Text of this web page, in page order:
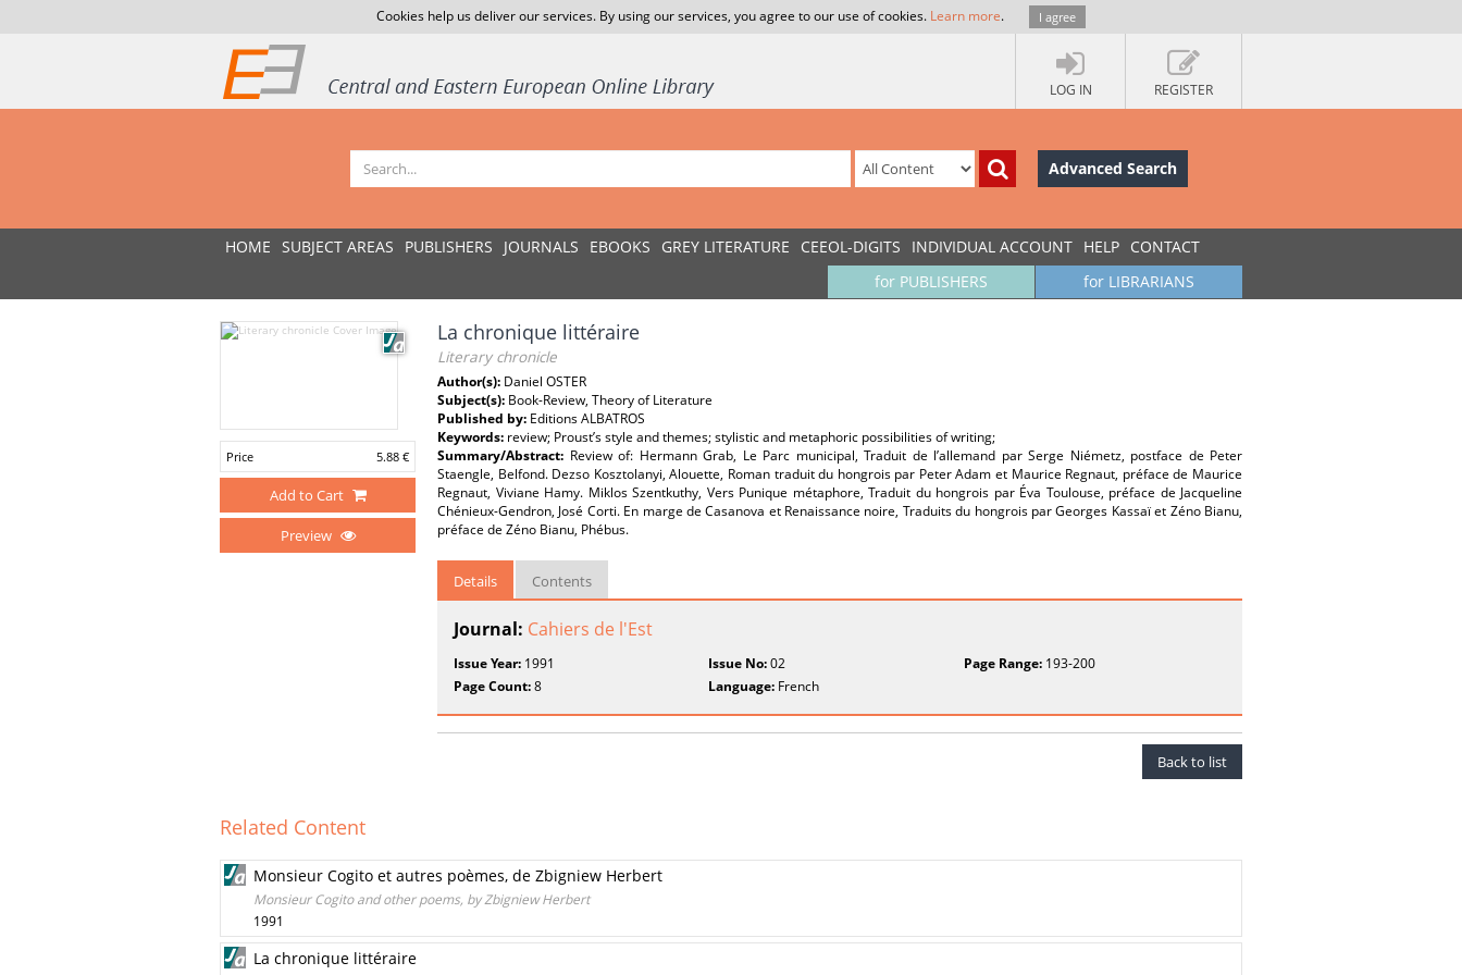
Cookies help us deliver our services. By using our services, you agree to our use of cookies. Learn more. I agree
LOG IN REGISTER
Advanced Search
HOME SUBJECT AREAS PUBLISHERS JOURNALS EBOOKS GREY LITERATURE CEEOL-DIGITS INDIVIDUAL ACCOUNT HELP CONTACT
for LIBRARIANS
for PUBLISHERS
Price 5.88 €
Add to Cart
Preview
La chronique littéraire
Literary chronicle
Author(s): Daniel OSTER
Subject(s): Book-Review, Theory of Literature
Published by: Editions ALBATROS
Keywords: review; Proust’s style and themes; stylistic and metaphoric possibilities of writing;
Summary/Abstract: Review of: Hermann Grab, Le Parc municipal, Traduit de l’allemand par Serge Niémetz, postface de Peter
Staengle, Belfond. Dezso Kosztolanyi, Alouette, Roman traduit du hongrois par Peter Adam et Maurice Regnaut, préface de Maurice
Regnaut, Viviane Hamy. Miklos Szentkuthy, Vers Punique métaphore, Traduit du hongrois par Éva Toulouse, préface de Jacqueline
Chénieux-Gendron, José Corti. En marge de Casanova et Renaissance noire, Traduits du hongrois par Georges Kassaï et Zéno Bianu,
préface de Zéno Bianu, Phébus.
Details Contents
Journal: Cahiers de l'Est
Issue Year: 1991 Issue No:02 Page Range:193-200
Page Count:8 Language: French
Back to list
Related Content
Monsieur Cogito et autres poèmes, de Zbigniew Herbert
Monsieur Cogito and other poems, by Zbigniew Herbert
1991
La chronique littéraire